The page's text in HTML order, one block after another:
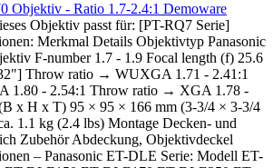
Objektiv - Ratio 1.7-2.4:1 Demoware
Objektiv passt für: [PT-RQ7 Serie]
Merkmal Details Objektivtyp Panasonic
F-number 1.7 - 1.9 Focal length (f) 25.6
Throw ratio → WUXGA 1.71 - 2.41:1
1.80 - 2.54:1 Throw ratio → XGA 1.78 -
x H x T) 95 × 95 × 166 mm (3-3/4 × 3-3/4
1.1 kg (2.4 lbs) Montage Decken- und
Zubehör Abdeckung, Objektivdeckel
– Panasonic ET-DLE Serie: Modell ET-